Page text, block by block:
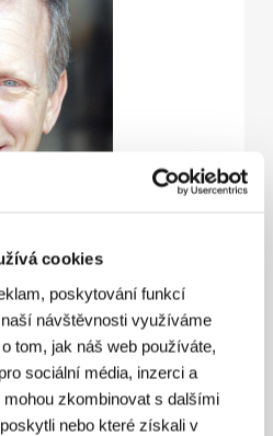
cookies
poskytování funkcí
návštěvnosti využíváme
tom, jak náš web používáte,
sociální média, inzerci a
zkombinovat s dalšími
nebo které získali v